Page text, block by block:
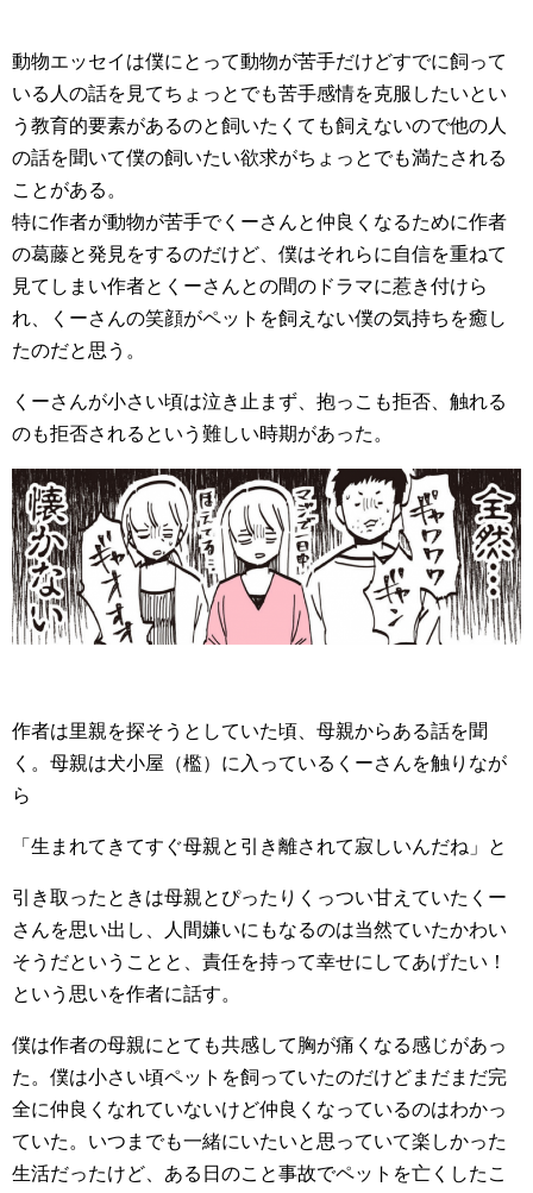
動物エッセイは僕にとって動物が苦手だけどすでに飼って
いる人の話を見てちょっとでも苦手感情を克服したいとい
う教育的要素があるのと飼いたくても飼えないので他の人
の話を聞いて僕の飼いたい欲求がちょっとでも満たされる
ことがある。
特に作者が動物が苦手でくーさんと仲良くなるために作者
の葛藤と発見をするのだけど、僕はそれらに自信を重ねて
見てしまい作者とくーさんとの間のドラマに惹き付けら
れ、くーさんの笑顔がペットを飼えない僕の気持ちを癒し
たのだと思う。
くーさんが小さい頃は泣き止まず、抱っこも拒否、触れる
のも拒否されるという難しい時期があった。
作者は里親を探そうとしていた頃、母親からある話を聞
く。母親は犬小屋（檻）に入っているくーさんを触りなが
ら
「生まれてきてすぐ母親と引き離されて寂しいんだね」と
引き取ったときは母親とぴったりくっつい甘えていたくー
さんを思い出し、人間嫌いにもなるのは当然ていたかわい
そうだということと、責任を持って幸せにしてあげたい！
という思いを作者に話す。
僕は作者の母親にとても共感して胸が痛くなる感じがあっ
た。僕は小さい頃ペットを飼っていたのだけどまだまだ完
全に仲良くなれていないけど仲良くなっているのはわかっ
ていた。いつまでも一緒にいたいと思っていて楽しかった
生活だったけど、ある日のこと事故でペットを亡くしたこ